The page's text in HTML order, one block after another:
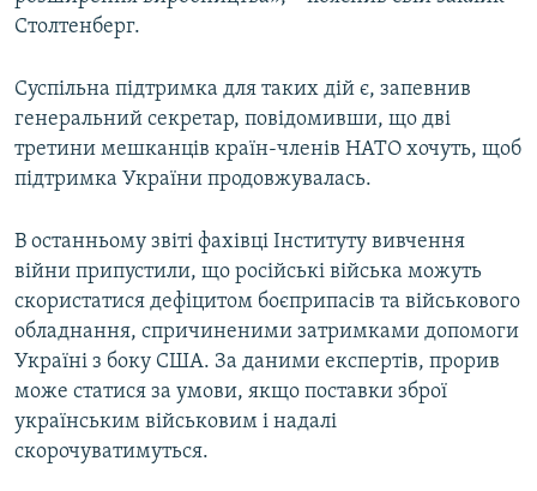
Столтенберг.
Суспільна підтримка для таких дій є, запевнив
генеральний секретар, повідомивши, що дві
третини мешканців країн-членів НАТО хочуть, щоб
підтримка України продовжувалась.
В останньому звіті фахівці Інституту вивчення
війни припустили, що російські війська можуть
скористатися дефіцитом боєприпасів та військового
обладнання, спричиненими затримками допомоги
Україні з боку США. За даними експертів, прорив
може статися за умови, якщо поставки зброї
українським військовим і надалі
скорочуватимуться.